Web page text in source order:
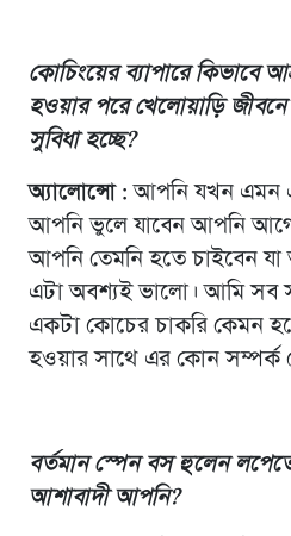
কোচিংয়ের ব্যাপারে
হওয়ার পরে খেলোয়াড়ি
সুবিধা হচ্ছে?
অ্যালোন্সো : আপনি যখন এমন
আপনি ভুলে যাবেন আপনি
আপনি তেমনি হতে চাইবেন
এটা অবশ্যই ভালো। আমি সব
একটা কোচের চাকরি কেমন
হওয়ার সাথে এর কোন সম্পর্ক
বর্তমান স্পেন বস হুলেন
আশাবাদী আপনি?